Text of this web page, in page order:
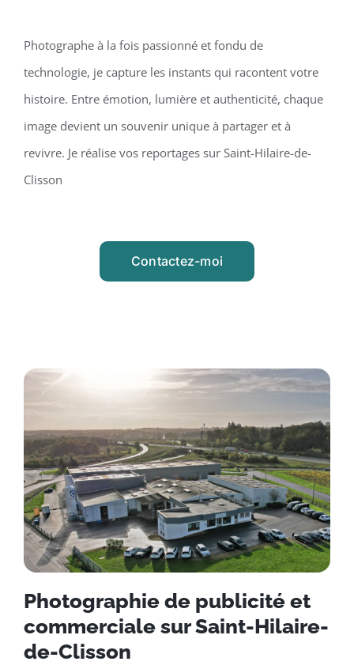
Photographe à la fois passionné et fondu de
technologie, je capture les instants qui racontent votre
histoire. Entre émotion, lumière et authenticité, chaque
image devient un souvenir unique à partager et à
revivre. Je réalise vos reportages sur Saint-Hilaire-de-
Clisson
Contactez-moi
Photographie de publicité et
commerciale sur Saint-Hilaire-
de-Clisson